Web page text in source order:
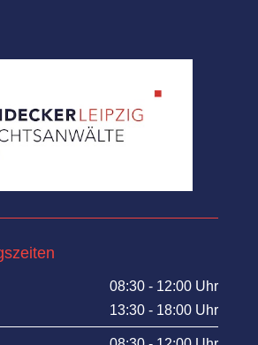
08:30 - 12:00 Uhr
13:30 - 18:00 Uhr